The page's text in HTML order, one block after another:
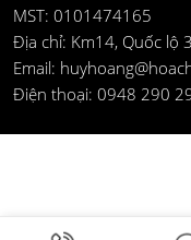
MST: 0101474165
Địa chỉ: Km14, Quốc lộ
Email:
Điện thoại: 0948 290